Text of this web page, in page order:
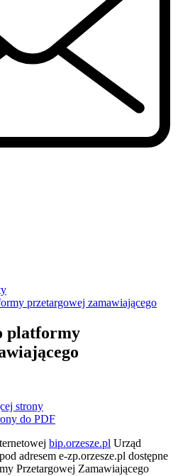
przetargowej zamawiającego
platformy
strony
do PDF
bip.orzesze.pl Urząd
adresem e-zp.orzesze.pl dostępne
Przetargowej Zamawiającego